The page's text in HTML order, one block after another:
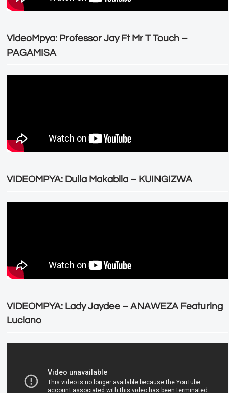
VideoMpya: Professor Jay Ft Mr T Touch –
PAGAMISA
VIDEOMPYA: Dulla Makabila – KUINGIZWA
VIDEOMPYA: Lady Jaydee – ANAWEZA Featuring
Luciano